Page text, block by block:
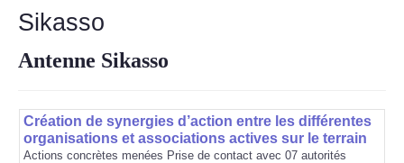
QUI SOMMES-NOUS
PUBLICATIONS
Sikasso
Antenne Sikasso
Création de synergies d’action entre les différentes
organisations et associations actives sur le terrain
Actions concrètes menées Prise de contact avec 07 autorités